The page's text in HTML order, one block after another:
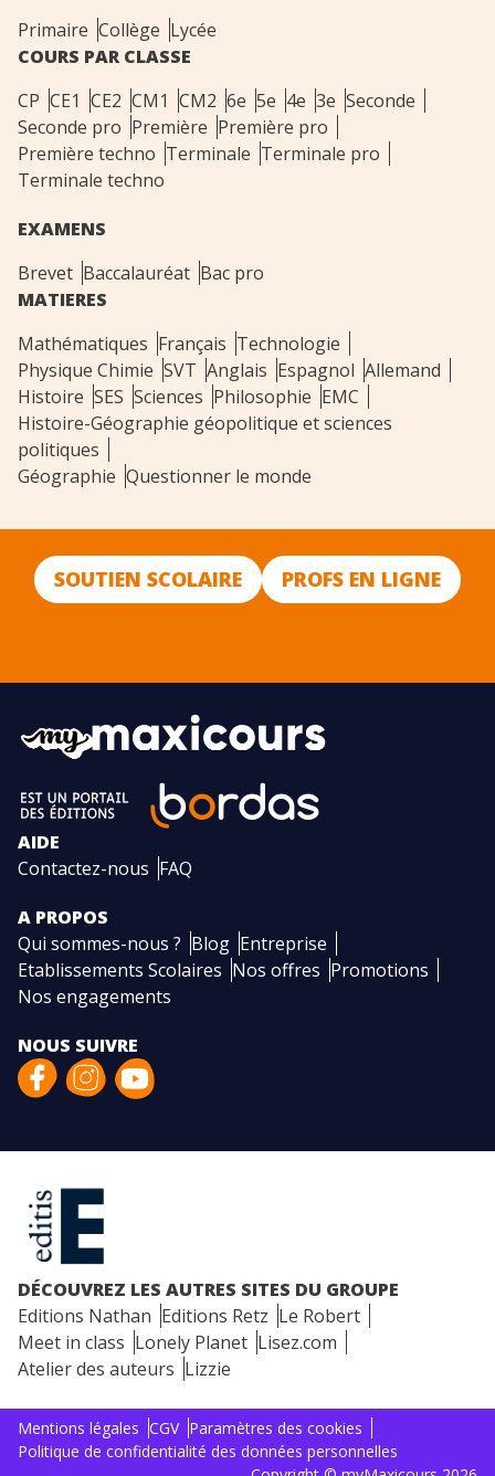
Primaire Collège Lycée
COURS PAR CLASSE
CP CE1 CE2 CM1 CM2 6e 5e 4e 3e Seconde
Seconde pro Première Première pro
Première techno Terminale Terminale pro
Terminale techno
EXAMENS
Brevet Baccalauréat Bac pro
MATIERES
Mathématiques Français Technologie
Physique Chimie SVT Anglais Espagnol Allemand
Histoire SES Sciences Philosophie EMC
Histoire-Géographie géopolitique et sciences
politiques
Géographie Questionner le monde
SOUTIEN SCOLAIRE PROFS EN LIGNE
AIDE
Contactez-nous FAQ
A PROPOS
Qui sommes-nous ? Blog Entreprise
Etablissements Scolaires Nos offres Promotions
Nos engagements
NOUS SUIVRE
DÉCOUVREZ LES AUTRES SITES DU GROUPE
Editions Nathan Editions Retz Le Robert
Meet in class Lonely Planet Lisez.com
Atelier des auteurs Lizzie
Mentions légales CGV Paramètres des cookies
Politique de confidentialité des données personnelles